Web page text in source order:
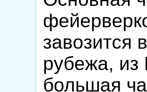
завозится
рубежа, из
большая